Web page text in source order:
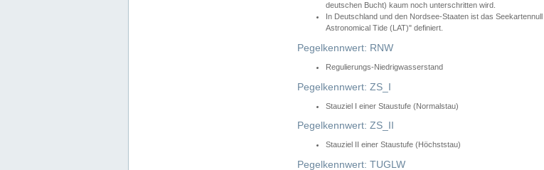
deutschen Bucht) kaum noch unterschritten wird.
In Deutschland und den Nordsee-Staaten ist das
Astronomical Tide (LAT)" definiert.
Pegelkennwert: RNW
Regulierungs-Niedrigwasserstand
Pegelkennwert: ZS_I
Stauziel I einer Staustufe (Normalstau)
Pegelkennwert: ZS_II
Stauziel II einer Staustufe (Höchststau)
Pegelkennwert: TUGLW